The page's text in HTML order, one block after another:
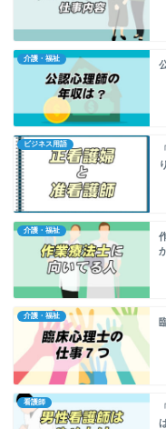
介護・福祉
ビジネス用語
介護・福祉
介護・福祉
看護師